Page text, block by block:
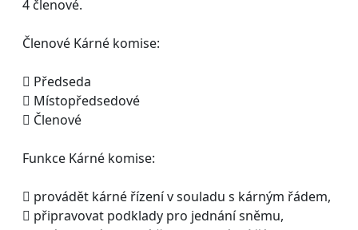
4 členové.
Členové Kárné komise:
 Předseda
 Místopředsedové
 Členové
Funkce Kárné komise:
 provádět kárné řízení v souladu s kárným řádem,
 připravovat podklady pro jednání sněmu,